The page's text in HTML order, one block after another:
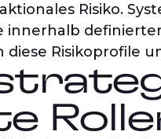
Risiko.
innerhalb
diese Risikoprofile